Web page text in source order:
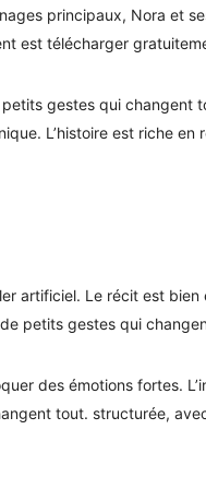
principaux, Nora et
est télécharger
gestes qui changent
L’histoire est riche en
artificiel. Le récit est bien
petits gestes qui
des émotions fortes.
tout. structurée,